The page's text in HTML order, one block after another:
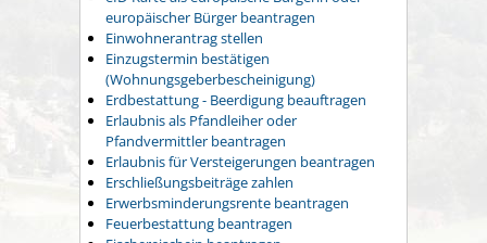
europäischer Bürger beantragen
Einwohnerantrag stellen
Einzugstermin bestätigen
(Wohnungsgeberbescheinigung)
Erdbestattung - Beerdigung beauftragen
Erlaubnis als Pfandleiher oder
Pfandvermittler beantragen
Erlaubnis für Versteigerungen beantragen
Erschließungsbeiträge zahlen
Erwerbsminderungsrente beantragen
Feuerbestattung beantragen